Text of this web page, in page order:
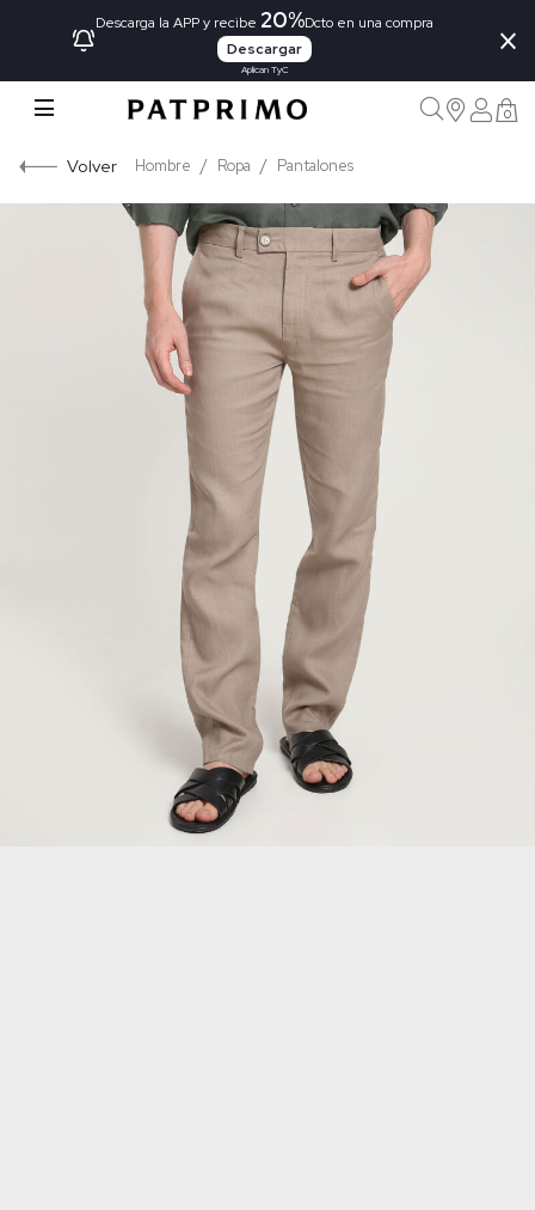
Descarga la APP y recibe 20%Dcto en una compra
Descargar
Aplican TyC
×
0
Volver Hombre Ropa Pantalones